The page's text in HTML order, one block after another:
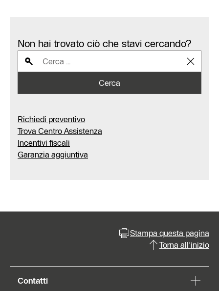
Non hai trovato ciò che stavi cercando?
Cerca
Richiedi preventivo
Trova Centro Assistenza
Incentivi fiscali
Garanzia aggiuntiva
Stampa questa pagina
Torna all'inizio
Contatti